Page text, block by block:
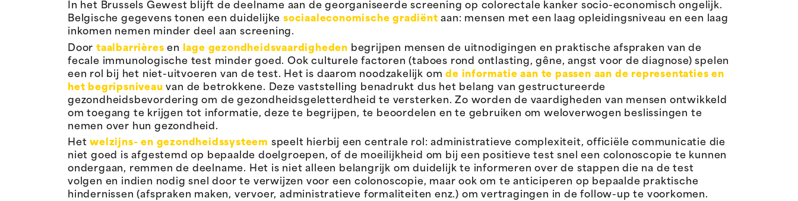
In het Brussels Gewest blijft de deelname aan de georganiseerde screening op colorectale kanker socio-economisch ongelijk.
Belgische gegevens tonen een duidelijke sociaaleconomische gradiënt aan: mensen met een laag opleidingsniveau en een laag
inkomen nemen minder deel aan screening.
Door taalbarrières en lage gezondheidsvaardigheden begrijpen mensen de uitnodigingen en praktische afspraken van de
fecale immunologische test minder goed. Ook culturele factoren (taboes rond ontlasting, gêne, angst voor de diagnose) spelen
een rol bij het niet-uitvoeren van de test. Het is daarom noodzakelijk omde informatie aan te passen aan de representaties en
het begripsniveau van de betrokkene. Deze vaststelling benadrukt dus het belang van gestructureerde
gezondheidsbevordering om de gezondheidsgeletterdheid te versterken. Zo worden de vaardigheden van mensen ontwikkeld
om toegang te krijgen tot informatie, deze te begrijpen, te beoordelen en te gebruiken om weloverwogen beslissingen te
nemen over hun gezondheid.
Hetwelzijns- en gezondheidssysteem speelt hierbij een centrale rol: administratieve complexiteit, officiële communicatie die
niet goed is afgestemd op bepaalde doelgroepen, of de moeilijkheid om bij een positieve test snel een colonoscopie te kunnen
ondergaan, remmen de deelname. Het is niet alleen belangrijk om duidelijk te informeren over de stappen die na de test
volgen en indien nodig snel door te verwijzen voor een colonoscopie, maar ook om te anticiperen op bepaalde praktische
hindernissen (afspraken maken, vervoer, administratieve formaliteiten enz.) om vertragingen in de follow-up te voorkomen.